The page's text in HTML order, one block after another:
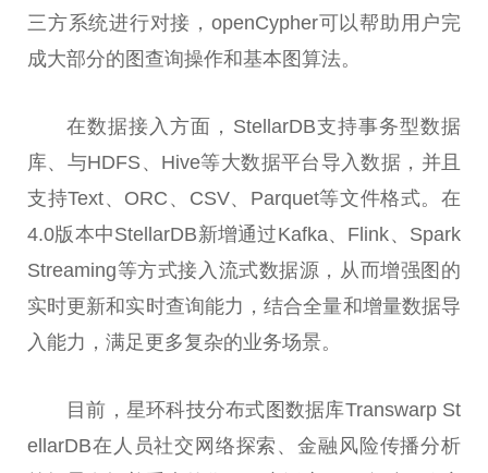
三方系统进行对接，openCypher可以帮助用户完
成大部分的图查询操作和基本图算法。
在数据接入方面，StellarDB支持事务型数据
库、与HDFS、Hive等大数据平台导入数据，并且
支持Text、ORC、CSV、Parquet等文件格式。在
4.0版本中StellarDB新增通过Kafka、Flink、Spark
Streaming等方式接入流式数据源，从而增强图的
实时更新和实时查询能力，结合全量和增量数据导
入能力，满足更多复杂的业务场景。
目前，星环科技分布式图数据库Transwarp St
ellarDB在人员社交网络探索、金融 风险传播分析